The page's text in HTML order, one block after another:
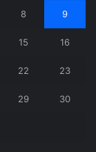
8 9
15 16
22 23
29 30